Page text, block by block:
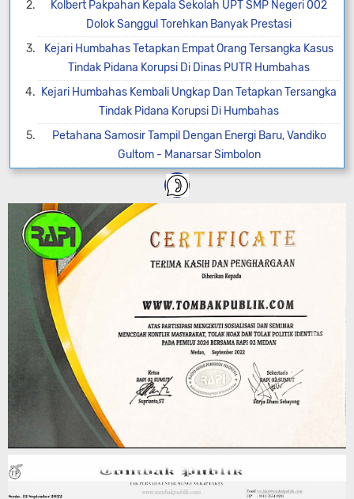
Kolbert Pakpahan Kepala Sekolah UPT SMP Negeri 002
Dolok Sanggul Torehkan Banyak Prestasi
Kejari Humbahas Tetapkan Empat Orang Tersangka Kasus
Tindak Pidana Korupsi Di Dinas PUTR Humbahas
Kejari Humbahas Kembali Ungkap Dan Tetapkan Tersangka
Tindak Pidana Korupsi Di Humbahas
Petahana Samosir Tampil Dengan Energi Baru, Vandiko
Gultom - Manarsar Simbolon